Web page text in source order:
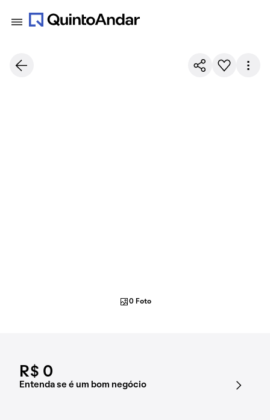
R$ 0
Entenda se é um bom negócio
0 Foto